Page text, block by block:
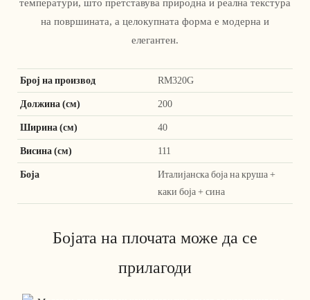
температури, што претставува природна и реална текстура
на површината, а целокупната форма е модерна и
елегантен.
Број на производ RM320G
Должина (см) 200
Ширина (см) 40
Висина (см) 111
Боја
Италијанска боја на круша +
каки боја + сина
Бојата на плочата може да се
прилагоди